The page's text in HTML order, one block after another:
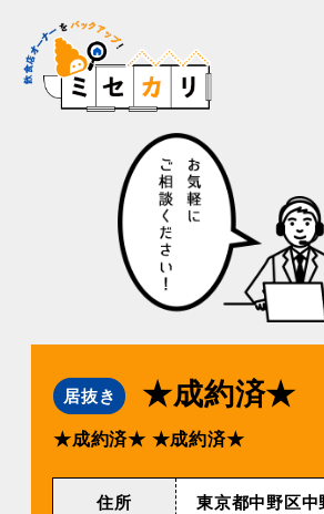
居抜き ★成約済★
★成約済★ ★成約済★
住所
東京都中野区